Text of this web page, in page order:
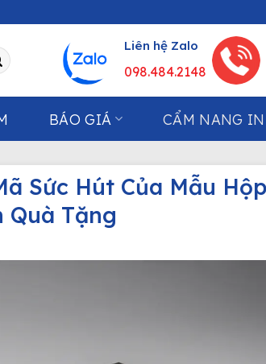
Liên hệ Zalo
098.484.2148
BÁO GIÁ CẨM NANG
Sức Hút Của Mẫu Hộp
Quà Tặng